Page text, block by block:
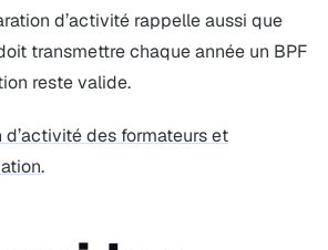
d’activité rappelle aussi que
transmettre chaque année un BPF
reste valide.
des formateurs et
.